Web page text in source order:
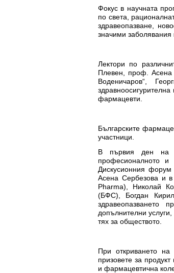
Фокус в научната
по света,
здравеопазване,
значими заболявания
Лектори по
Плевен, проф. Асена
Воденичаров“,
фармацевти.
Българските
участници.
В първия ден на
професионалното
Дискусионния форум
Асена Сербезова и
Pharma), Николай
(БФС), Богдан
здравеопазването
допълнителни
тях за обществото.
При откриването
призовете за
и фармацевтична